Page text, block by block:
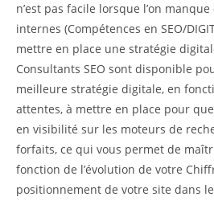
n’est pas facile lorsque l’on
internes (Compétences en SEO/
mettre en place une stratégie
Consultants SEO sont disponible
meilleure stratégie digitale, en
attentes, à mettre en place pour
en visibilité sur les moteurs de
forfaits, ce qui vous permet de
fonction de l’évolution de votre
positionnement de votre site dans